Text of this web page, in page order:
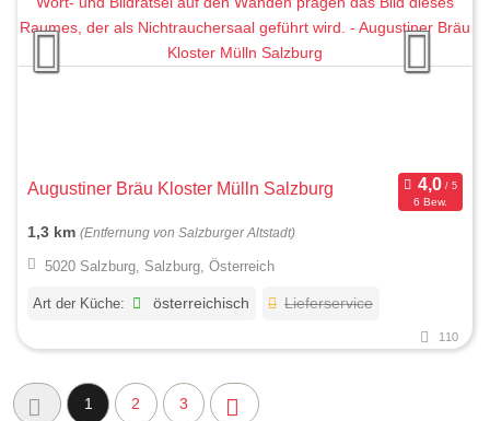
Augustiner Bräu Kloster Mülln Salzburg
6 Bew.
1,3 km (Entfernung von Salzburger Altstadt)
5020 Salzburg, Salzburg, Österreich
Art der Küche: österreichisch Lieferservice
110
1 2 3